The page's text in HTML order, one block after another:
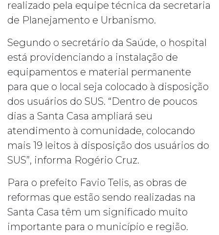
realizado pela equipe técnica da secretaria
de Planejamento e Urbanismo.
Segundo o secretário da Saúde, o hospital
está providenciando a instalação de
equipamentos e material permanente
para que o local seja colocado à disposição
dos usuários do SUS. “Dentro de poucos
dias a Santa Casa ampliará seu
atendimento à comunidade, colocando
mais 19 leitos à disposição dos usuários do
SUS”, informa Rogério Cruz.
Para o prefeito Favio Telis, as obras de
reformas que estão sendo realizadas na
Santa Casa têm um significado muito
importante para o município e região.